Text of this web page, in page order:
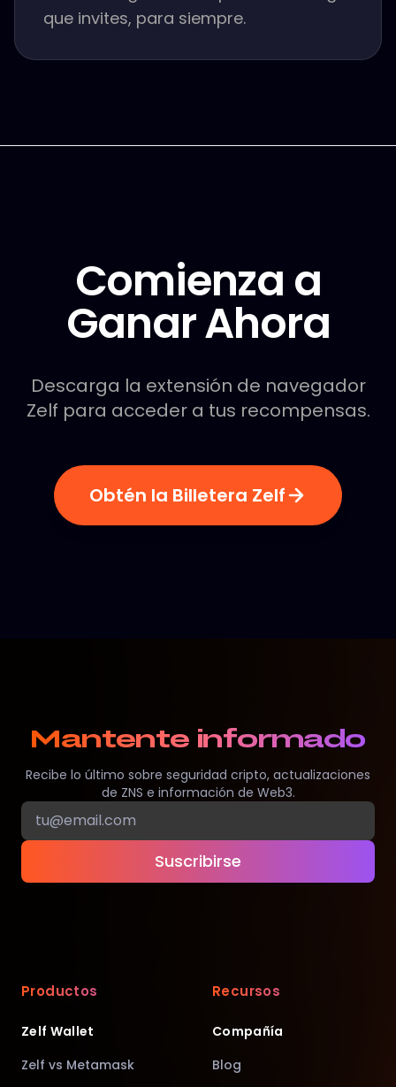
que invites, para siempre.
Comienza a
Ganar Ahora
Descarga la extensión de navegador
Zelf para acceder a tus recompensas.
Obtén la Billetera Zelf
Mantente informado
Recibe lo último sobre seguridad cripto, actualizaciones
de ZNS e información de Web3.
Suscribirse
Productos
Zelf Wallet
Zelf vs Metamask
Recursos
Compañía
Blog